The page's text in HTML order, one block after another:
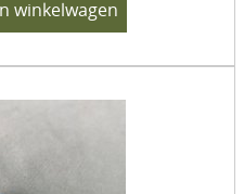
winkelwagen